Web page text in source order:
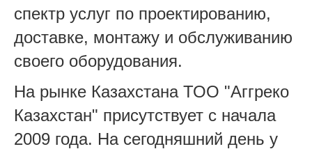
спектр услуг по проектированию,
доставке, монтажу и обслуживанию
своего оборудования.
На рынке Казахстана ТОО "Аггреко
Казахстан" присутствует с начала
2009 года. На сегодняшний день у